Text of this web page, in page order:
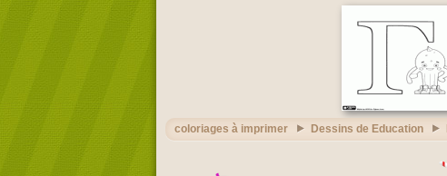
coloriages à imprimer Dessins de Education